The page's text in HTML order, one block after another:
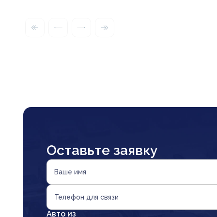
Оставьте заявку
Ваше имя
Телефон для связи
Авто из